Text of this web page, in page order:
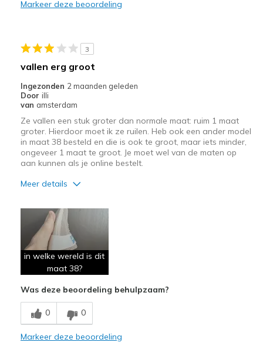
Casual Wear
Special Occasions
Travel
Width
Feels true to width
Sizing
Feels true to size
View On Shoes
Markeer deze beoordeling
3
vallen erg groot
Ingezonden 2 maanden geleden
Door illi
van amsterdam
Ze vallen een stuk groter dan normale maat: ruim 1 maat
groter. Hierdoor moet ik ze ruilen. Heb ook een ander model
in maat 38 besteld en die is ook te groot, maar iets minder,
ongeveer 1 maat te groot. Je moet wel van de maten op
aan kunnen als je online bestelt.
Meer details
Leuk model
Maat Lijkt een volledige maat te groot
in welke wereld is dit
maat 38?
Was deze beoordeling behulpzaam?
0 0
Markeer deze beoordeling